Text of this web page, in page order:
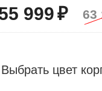
999₽ 63
Выбрать цвет